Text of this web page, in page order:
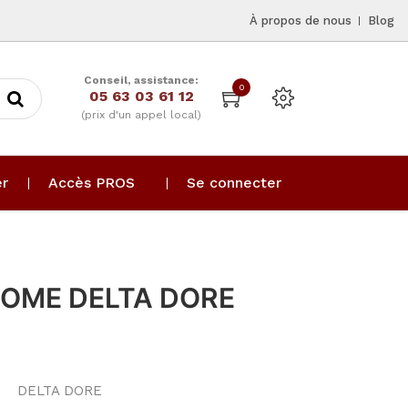
À propos de nous Blog
Conseil, assistance:
05 63 03 61 12
(prix d'un appel local)
0
Accès PROS Se connecter
DELTA DORE
DELTA DORE